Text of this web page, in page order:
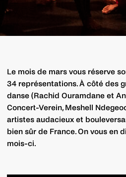
Le mois de mars vous réserve
34 représentations. À côté des
danse (Rachid Ouramdane et
Concert-Verein, Meshell
artistes audacieux et
bien sûr de France. On vous en
mois-ci.